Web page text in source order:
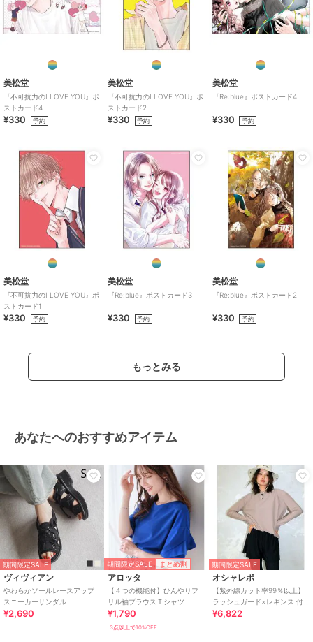
colleize
メAni-Art Tシャツ キミ
ドリメンズ
¥5,691
グラ NEW LINK_スリム
タペストリー vol.3 両備
B
¥3,575
_ROBOT魂＜SIDE MS＞
RX-178 ガンダムMk-
12,155
colleize
【ランダム】名探偵プリ
キュア!_プリキュアブレ
ス 【BOX/6個入り】
3,168
colleize
私を喰べたい、ひとでな
し_社 美胡 BIGアクリル
colleize
ブルーロック_A4シング
ルクリアファイル 潔
世一・糸師 凛／アクロ
美松堂
『不可抗力のI LOVE YOU』ポ
ストカード4
¥330 予約
美松堂
『不可抗力のI LOVE YOU』ポ
ストカード2
¥330 予約
美松堂
『Re:blue』ポストカード4
¥330 予約
美松堂
『不可抗力のI LOVE YOU』ポ
ストカード1
¥330 予約
美松堂
『Re:blue』ポストカード3
¥330 予約
美松堂
『Re:blue』ポストカード2
¥330 予約
もっとみる
あなたへのおすすめアイテム
期間限定SALE
ヴィヴィアン
やわらかソールレースアップ
スニーカーサンダル
¥2,690
期間限定SALE まとめ割
アロッタ
【４つの機能付】ひんやりフ
リル袖ブラウスＴシャツ
¥1,790
3点以上で10%OFF
期間限定SALE
オシャレボ
【紫外線カット率99％以上】
ラッシュガード×レギンス 付
き タンキニ
¥6,822